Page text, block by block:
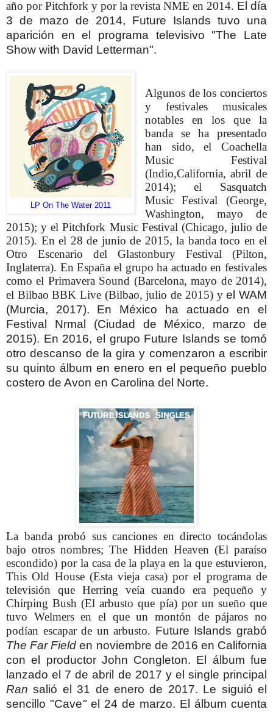
año por Pitchfork y por la revista NME en 2014. El día
3 de mazo de 2014, Future Islands tuvo una
aparición en el programa televisivo "The Late
Show with David Letterman".
LP On The Water 2011
Algunos de los conciertos
y festivales musicales
notables en los que la
banda se ha presentado
han sido, el Coachella
Music Festival
(Indio,California, abril de
2014); el Sasquatch
Music Festival (George,
Washington, mayo de
2015); y el Pitchfork Music Festival (Chicago, julio de
2015). En el 28 de junio de 2015, la banda toco en el
Otro Escenario del Glastonbury Festival (Pilton,
Inglaterra). En España el grupo ha actuado en festivales
como el Primavera Sound (Barcelona, mayo de 2014),
el Bilbao BBK Live (Bilbao, julio de 2015) yel WAM
(Murcia, 2017). En México ha actuado en el
Festival Nrmal (Ciudad de México, marzo de
2015). En 2016, el grupo Future Islands se tomó
otro descanso de la gira y comenzaron a escribir
su quinto álbum en enero en el pequeño pueblo
costero de Avon en Carolina del Norte.
La banda probó sus canciones en directo tocándolas
bajo otros nombres; The Hidden Heaven (El paraíso
escondido) por la casa de la playa en la que estuvieron,
This Old House (Esta vieja casa) por el programa de
televisión que Herring veía cuando era pequeño y
Chirping Bush (El arbusto que pía) por un sueño que
tuvo Welmers en el que un montón de pájaros no
podían escapar de un arbusto. Future Islands grabó
The Far Field en noviembre de 2016 en California
con el productor John Congleton. El álbum fue
lanzado el 7 de abril de 2017 y el single principal
Ran salió el 31 de enero de 2017. Le siguió el
sencillo "Cave" el 24 de marzo. El álbum cuenta